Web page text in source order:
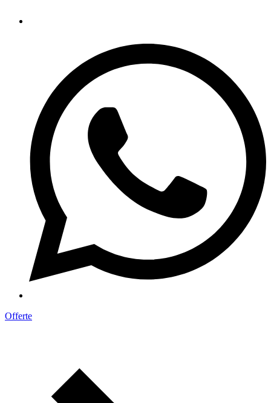
Offerte